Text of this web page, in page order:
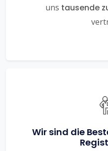
uns tausende
Wir sind die